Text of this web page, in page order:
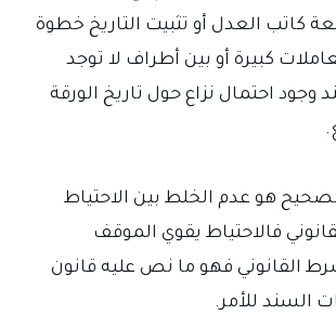
كاتب العدل أو تثبيت التاريخ خطوة
كبيرة أو بين أطراف لا توجد
وجود احتمال نزاع حول تاريخ الورقة
هو عدم الخلط بين الاحتياط
فالاحتياط يقوي الموقف
القانوني فهو ما نص عليه قانون
السند للأمر.